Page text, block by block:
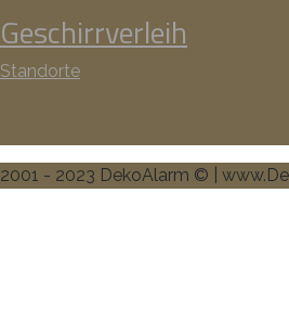
Geschirrverleih
Standorte
2001 - 2023 DekoAlarm © |